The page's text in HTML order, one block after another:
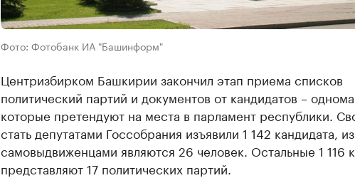
Фото: Фотобанк ИА "Башинформ"
Центризбирком Башкирии закончил этап приема списков
политический партий и документов от кандидатов –
которые претендуют на места в парламент республики.
стать депутатами Госсобрания изъявили 1 142 кандидата,
самовыдвиженцами являются 26 человек. Остальные 1 116
представляют 17 политических партий.